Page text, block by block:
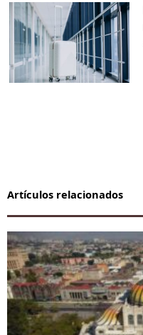
Artículos relacionados